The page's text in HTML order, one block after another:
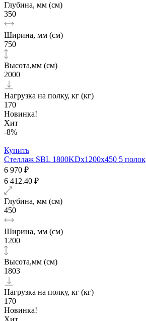
Глубина, мм (см)
350
Ширина, мм (см)
750
Высота,мм (см)
2000
Нагрузка на полку, кг (кг)
170
Новинка!
Хит
-8%
Купить
Стеллаж SBL 1800KDх1200x450 5 полок
6 970 ₽
6 412.40 ₽
Глубина, мм (см)
450
Ширина, мм (см)
1200
Высота,мм (см)
1803
Нагрузка на полку, кг (кг)
170
Новинка!
Хит